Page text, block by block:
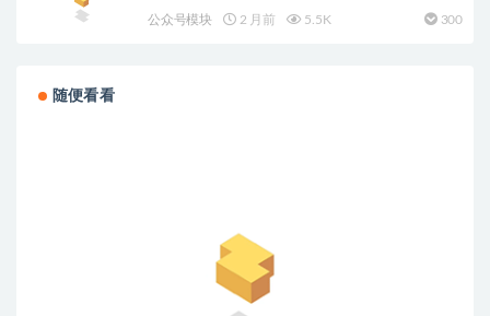
公众号模块 2 月前 5.5K 300
随便看看